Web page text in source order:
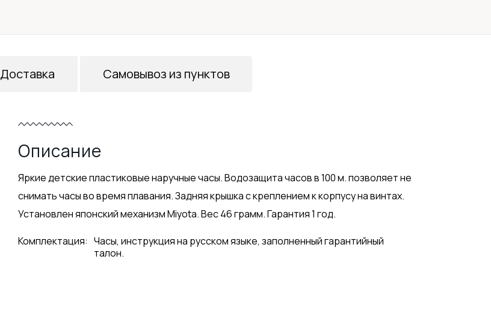
Описание
Яркие детские пластиковые наручные часы. Водозащита часов в 100 м. позволяет не
снимать часы во время плавания. Задняя крышка с креплением к корпусу на винтах.
Установлен японский механизм Miyota. Вес 46 грамм. Гарантия 1 год.
Комплектация: Часы, инструкция на русском языке, заполненный гарантийный
талон.
Доставка Самовывоз из пунктов